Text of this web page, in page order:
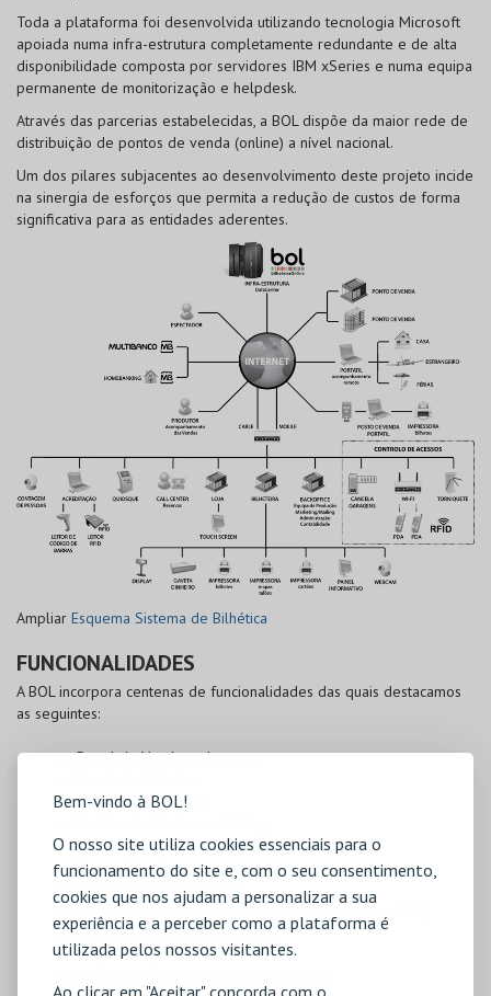
Bem-vindo à BOL!
O nosso site utiliza cookies essenciais para o
funcionamento do site e, com o seu consentimento,
cookies que nos ajudam a personalizar a sua
experiência e a perceber como a plataforma é
utilizada pelos nossos visitantes.
Ao clicar em "Aceitar" concorda com o
Toda a plataforma foi desenvolvida utilizando tecnologia Microsoft
apoiada numa infra-estrutura completamente redundante e de alta
disponibilidade composta por servidores IBM xSeries e numa equipa
permanente de monitorização e helpdesk.
Através das parcerias estabelecidas, a BOL dispõe da maior rede de
distribuição de pontos de venda (online) a nível nacional.
Um dos pilares subjacentes ao desenvolvimento deste projeto incide
na sinergia de esforços que permita a redução de custos de forma
significativa para as entidades aderentes.
Ampliar Esquema Sistema de Bilhética
FUNCIONALIDADES
A BOL incorpora centenas de funcionalidades das quais destacamos
as seguintes:
Portal de Venda na Internet
Emissão de Convites
Gestão de Reservas
Promoções, Concursos
Realização de Inquéritos
Controlo de Acessos Digital (códigos de barras, RFID)
Mapas de Controlo de Gestão
Mapas de Apoio à Decisão